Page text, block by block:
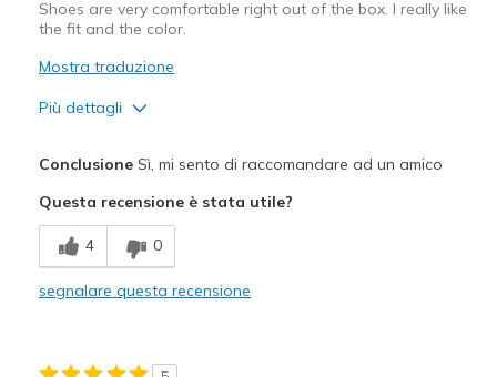
Shoes are very comfortable right out of the box. I really like
the fit and the color.
Mostra traduzione
Più dettagli
Comfortable
Durable
ConclusioneSì, mi sento di raccomandare ad un amico
Questa recensione è stata utile?
4 0
segnalare questa recensione